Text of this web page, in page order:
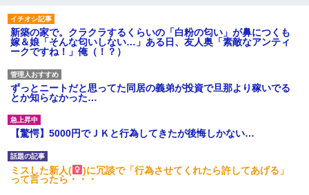
新築の家で。クラクラするくらいの「白粉の匂い」が鼻につくも
嫁＆娘「そんな匂いしない…」ある日、友人奥「素敵なアンティ
ークですね！」俺（！？）
ずっとニートだと思ってた同居の義弟が投資で旦那より稼いでる
とか知らなかった…
【驚愕】5000円でＪＫと行為してきたが後悔しかない…
ミスした新人(
)に冗談で「行為させてくれたら許してあげる」
って言ったら・・・